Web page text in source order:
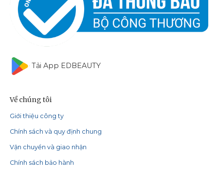
Tải App EDBEAUTY
Về chúng tôi
Giới thiệu công ty
Chính sách và quy định chung
Vận chuyển và giao nhận
Chính sách bảo hành